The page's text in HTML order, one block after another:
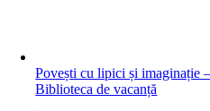
Povești cu lipici și imaginație
Biblioteca de vacanță